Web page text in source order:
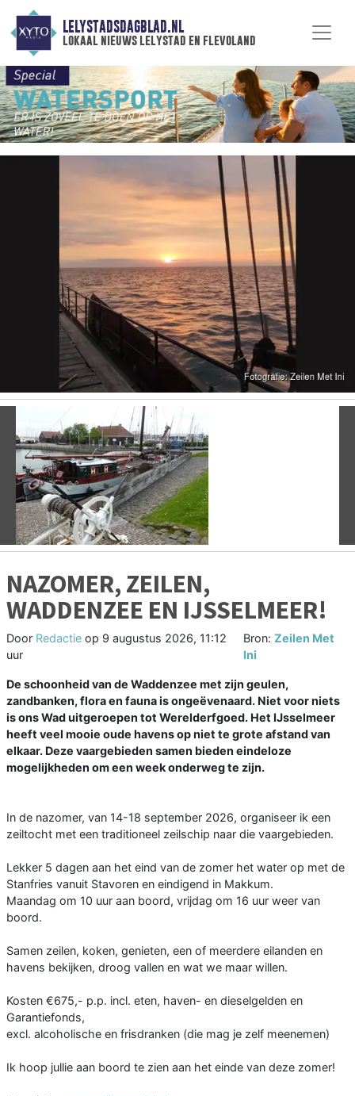
LELYSTADSDAGBLAD.NL
lokaal nieuws lelystad en flevoland
Vorige
NAZOMER, ZEILEN,
WADDENZEE EN IJSSELMEER!
Door Redactie op 9 augustus 2026, 11:12
uur
Bron: Zeilen Met
Ini
De schoonheid van de Waddenzee met zijn geulen,
zandbanken, flora en fauna is ongeëvenaard. Niet voor niets
is ons Wad uitgeroepen tot Werelderfgoed. Het IJsselmeer
heeft veel mooie oude havens op niet te grote afstand van
elkaar. Deze vaargebieden samen bieden eindeloze
mogelijkheden om een week onderweg te zijn.
In de nazomer, van 14-18 september 2026, organiseer ik een
zeiltocht met een traditioneel zeilschip naar die vaargebieden.
Lekker 5 dagen aan het eind van de zomer het water op met de
Stanfries vanuit Stavoren en eindigend in Makkum.
Maandag om 10 uur aan boord, vrijdag om 16 uur weer van
boord.
Samen zeilen, koken, genieten, een of meerdere eilanden en
havens bekijken, droog vallen en wat we maar willen.
Kosten €675,- p.p. incl. eten, haven- en dieselgelden en
Garantiefonds,
excl. alcoholische en frisdranken (die mag je zelf meenemen)
Ik hoop jullie aan boord te zien aan het einde van deze zomer!